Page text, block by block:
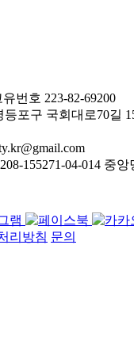
번호 223-82-69200
등포구 국회대로70길
155271-04-014 중앙
리방침 문의